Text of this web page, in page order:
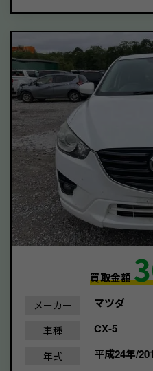
買取金額
メーカー マツダ
車種 CX-5
年式 平成24年/